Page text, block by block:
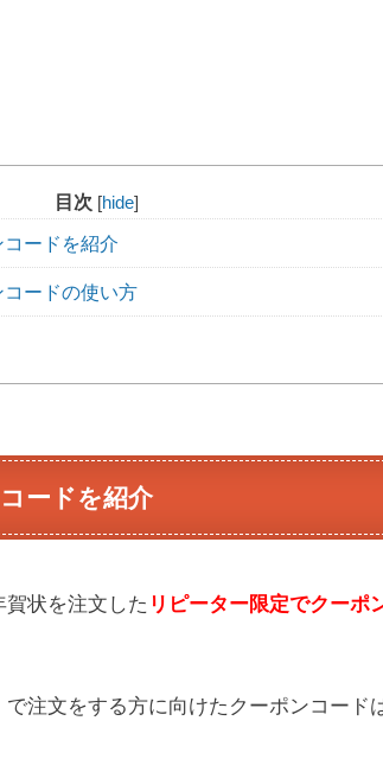
目次 [hide]
ードを紹介
ードの使い方
ードを紹介
状を注文した リピーター限定でクーポ
注文をする方に向けたクーポンコード